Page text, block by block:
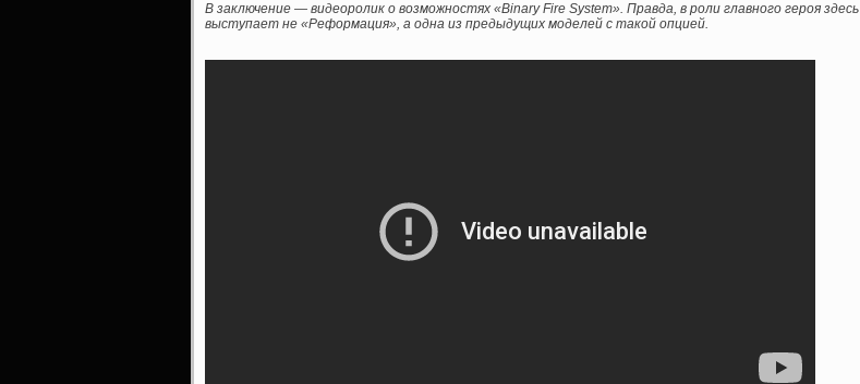
В заключение — видеоролик о возможностях «Binary Fire System». Правда, в роли главного героя здесь
выступает не «Реформация», а одна из предыдущих моделей с такой опцией.